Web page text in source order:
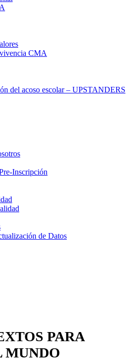
CMA
del acoso escolar – UPSTANDERS
Inscripción
de Datos
PARA
MUNDO